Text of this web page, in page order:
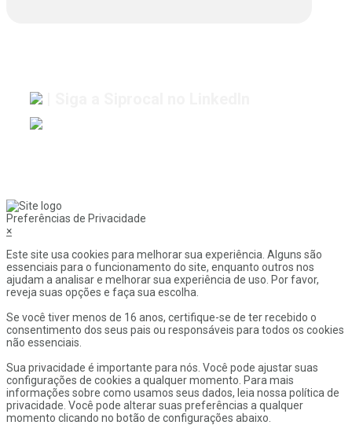
Preferências de Privacidade
×
Este site usa cookies para melhorar sua experiência. Alguns são
essenciais para o funcionamento do site, enquanto outros nos
ajudam a analisar e melhorar sua experiência de uso. Por favor,
reveja suas opções e faça sua escolha.
Se você tiver menos de 16 anos, certifique-se de ter recebido o
consentimento dos seus pais ou responsáveis para todos os cookies
não essenciais.
Sua privacidade é importante para nós. Você pode ajustar suas
configurações de cookies a qualquer momento. Para mais
informações sobre como usamos seus dados, leia nossa política de
privacidade. Você pode alterar suas preferências a qualquer
momento clicando no botão de configurações abaixo.